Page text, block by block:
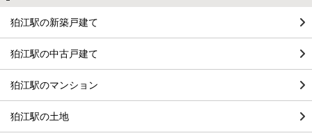
狛江駅の新築戸建て
狛江駅の中古戸建て
狛江駅のマンション
狛江駅の土地